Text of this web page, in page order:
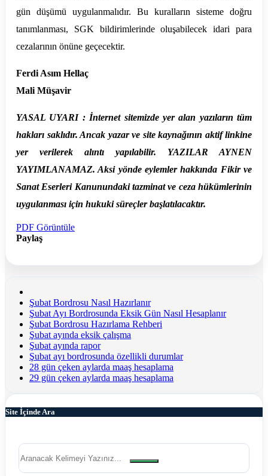
gün düşümü uygulanmalıdır. Bu kuralların sisteme doğru
tanımlanması, SGK bildirimlerinde oluşabilecek idari para
cezalarının önüne geçecektir.
Ferdi Asım Hellaç
Mali Müşavir
YASAL UYARI : İnternet sitemizde yer alan yazıların tüm
hakları saklıdır. Ancak yazar ve site kaynağının aktif linkine
yer verilerek alıntı yapılabilir. YAZILAR AYNEN
YAYIMLANAMAZ. Aksi yönde eylemler hakkında Fikir ve
Sanat Eserleri Kanunundaki tazminat ve ceza hükümlerinin
uygulanması için hukuki süreçler başlatılacaktır.
PDF Görüntüle
Paylaş
Şubat Bordrosu Nasıl Hazırlanır
Şubat Ayı Bordrosunda Eksik Gün Nasıl Hesaplanır
Şubat Bordrosu Hazırlama Rehberi
Şubat ayında eksik çalışma
Şubat ayında rapor
Şubat ayı bordrosunda özellikli durumlar
28 gün çeken aylarda maaş hesaplama
29 gün çeken aylarda maaş hesaplama
Site İçinde Ara